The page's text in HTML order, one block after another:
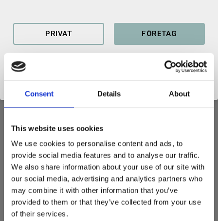
Consent Details About
This website uses cookies
We use cookies to personalise content and ads, to
provide social media features and to analyse our traffic.
We also share information about your use of our site with
our social media, advertising and analytics partners who
may combine it with other information that you’ve
provided to them or that they’ve collected from your use
of their services.
GRINDFÄSTE 3 ST
Köp ett 3-pack med grindar och spara pengar.
Svetsfästen enligt nordisk standard.
Gavlar i 355 stål och axlar i C45.
Vikt: 18 kg/st
Gavlar: 20 mm
Grindfästen, även kallat ombyggnadsfäste, används på redskap
PRIVAT FÖRETAG